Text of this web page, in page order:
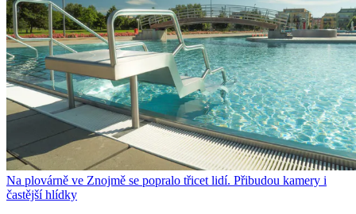
Na plovárně ve Znojmě se popralo třicet lidí. Přibudou kamery i
častější hlídky